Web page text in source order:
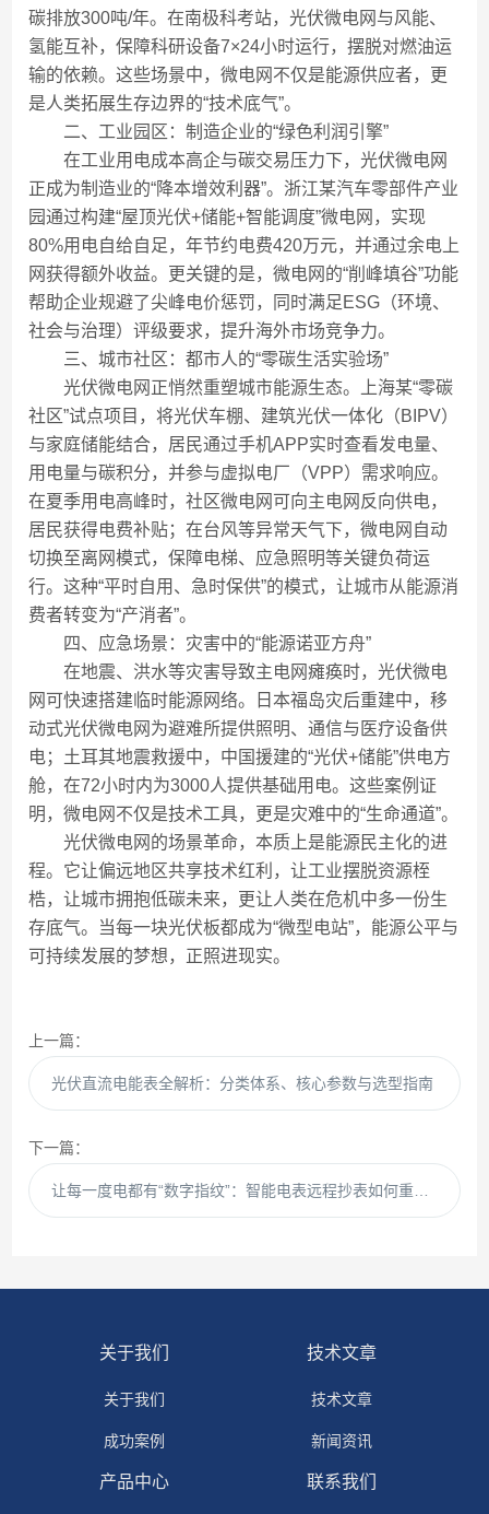
碳排放300吨/年。在南极科考站，光伏微电网与风能、
氢能互补，保障科研设备7×24小时运行，摆脱对燃油运
输的依赖。这些场景中，微电网不仅是能源供应者，更
是人类拓展生存边界的“技术底气”。
二、工业园区：制造企业的“绿色利润引擎”
在工业用电成本高企与碳交易压力下，光伏微电网
正成为制造业的“降本增效利器”。浙江某汽车零部件产业
园通过构建“屋顶光伏+储能+智能调度”微电网，实现
80%用电自给自足，年节约电费420万元，并通过余电上
网获得额外收益。更关键的是，微电网的“削峰填谷”功能
帮助企业规避了尖峰电价惩罚，同时满足ESG（环境、
社会与治理）评级要求，提升海外市场竞争力。
三、城市社区：都市人的“零碳生活实验场”
光伏微电网正悄然重塑城市能源生态。上海某“零碳
社区”试点项目，将光伏车棚、建筑光伏一体化（BIPV）
与家庭储能结合，居民通过手机APP实时查看发电量、
用电量与碳积分，并参与虚拟电厂（VPP）需求响应。
在夏季用电高峰时，社区微电网可向主电网反向供电，
居民获得电费补贴；在台风等异常天气下，微电网自动
切换至离网模式，保障电梯、应急照明等关键负荷运
行。这种“平时自用、急时保供”的模式，让城市从能源消
费者转变为“产消者”。
四、应急场景：灾害中的“能源诺亚方舟”
在地震、洪水等灾害导致主电网瘫痪时，光伏微电
网可快速搭建临时能源网络。日本福岛灾后重建中，移
动式光伏微电网为避难所提供照明、通信与医疗设备供
电；土耳其地震救援中，中国援建的“光伏+储能”供电方
舱，在72小时内为3000人提供基础用电。这些案例证
明，微电网不仅是技术工具，更是灾难中的“生命通道”。
光伏微电网的场景革命，本质上是能源民主化的进
程。它让偏远地区共享技术红利，让工业摆脱资源桎
梏，让城市拥抱低碳未来，更让人类在危机中多一份生
存底气。当每一块光伏板都成为“微型电站”，能源公平与
可持续发展的梦想，正照进现实。
上一篇：
光伏直流电能表全解析：分类体系、核心参数与选型指南
下一篇：
关于我们
关于我们
成功案例
技术文章
技术文章
新闻资讯
产品中心 联系我们